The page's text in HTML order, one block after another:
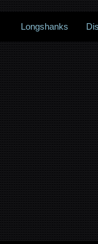
Longshanks